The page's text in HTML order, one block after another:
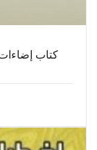
كتاب إضاءات